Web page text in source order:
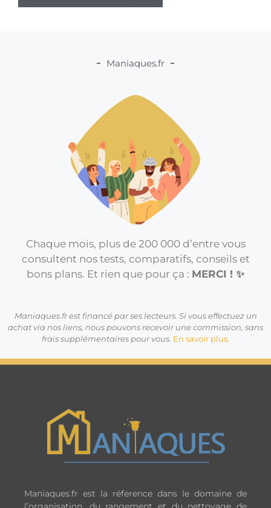
Maniaques.fr
Chaque mois, plus de 200 000 d’entre vous
consultent nos tests, comparatifs, conseils et
bons plans. Et rien que pour ça : MERCI ! ✨
Maniaques.fr est financé par ses lecteurs. Si vous effectuez un
achat via nos liens, nous pouvons recevoir une commission, sans
frais supplémentaires pour vous. En savoir plus.
Maniaques.fr est la réference dans le domaine de